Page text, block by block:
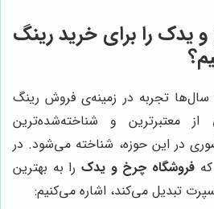
و یدک را برای خرید رینگ
سال‌ها تجربه در زمینه‌ی فروش رینگ
معتبرترین و شناخته‌شده‌ترین
در این حوزه، شناخته می‌شود. در
فروشگاه چرخ و یدک را به بهترین
تبدیل می‌کند، اشاره می‌کنیم: